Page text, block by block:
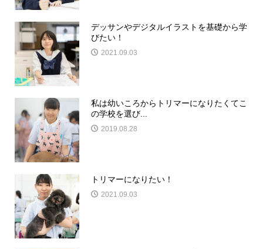
デッサンやデジタルイラストを基礎から学
びたい！
2021.09.03
私は幼いころからトリマーになりたくてこ
の学校を選び...
2019.08.28
トリマーになりたい！
2021.09.03